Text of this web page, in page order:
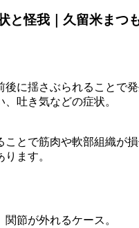
と怪我｜久留米まつ
に揺さぶられることで発
吐き気などの症状。
とで筋肉や軟部組織が損
ます。
節が外れるケース。